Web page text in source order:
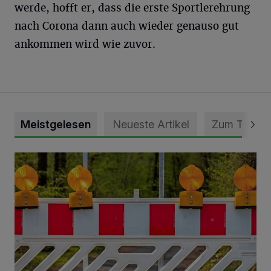
werde, hofft er, dass die erste Sportlerehrung
nach Corona dann auch wieder genauso gut
ankommen wird wie zuvor.
Meistgelesen Neueste Artikel Zum Thema
Vollsperrung der Talstraße in Grevenbroich-Kapellen